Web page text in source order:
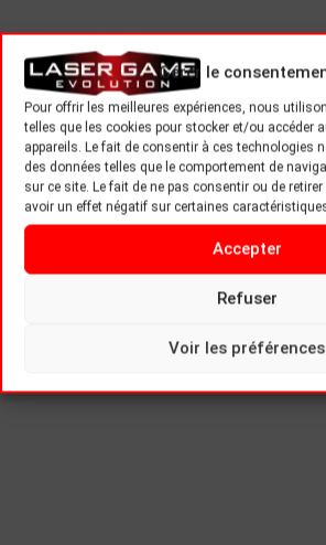
Gérer le
Pour offrir les meilleures expériences, nous
telles que les cookies pour stocker et/ou accéder
appareils. Le fait de consentir à ces technologies
des données telles que le comportement de
sur ce site. Le fait de ne pas consentir ou de
avoir un effet négatif sur certaines
Accepter
Refuser
Voir les préférences